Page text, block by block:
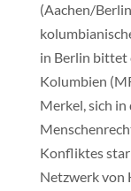
(Aachen/
in Berlin bittet
Kolumbien
Merkel, sich
Konfliktes
Netzwerk von